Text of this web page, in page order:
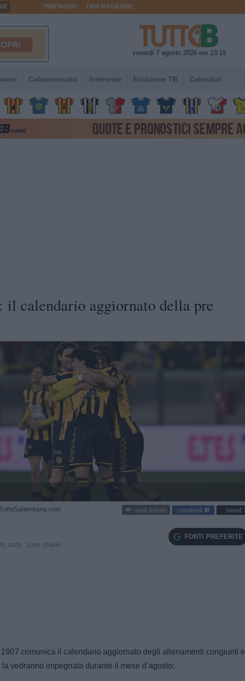
TMW RADIO TMW MAGAZINE
venerdì 7 agosto 2026 ore 13:19
Calciomercato Interviste Esclusive TB Calendari
il calendario aggiornato della pre
vedi letture condividi tweet
20:00 JUVE STABIA
FONTI PREFERITE
1907 comunica il calendario aggiornato degli allenamenti congiunti e
vedranno impegnata durante il mese d’agosto: